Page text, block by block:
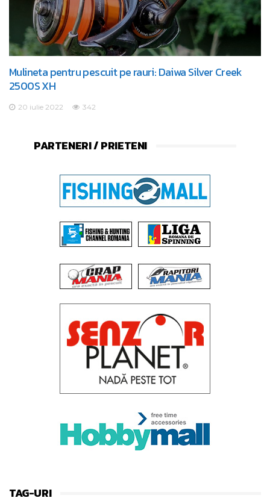
Mulineta pentru pescuit pe rauri: Daiwa Silver Creek
2500S XH
20 iulie 2022 342
PARTENERI / PRIETENI
TAG-URI